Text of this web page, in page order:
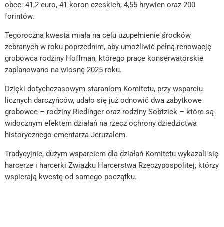
obce: 41,2 euro, 41 koron czeskich, 4,55 hrywien oraz 200
forintów.
Tegoroczna kwesta miała na celu uzupełnienie środków
zebranych w roku poprzednim, aby umożliwić pełną renowację
grobowca rodziny Hoffman, którego prace konserwatorskie
zaplanowano na wiosnę 2025 roku.
Dzięki dotychczasowym staraniom Komitetu, przy wsparciu
licznych darczyńców, udało się już odnowić dwa zabytkowe
grobowce – rodziny Riedinger oraz rodziny Sobtzick – które są
widocznym efektem działań na rzecz ochrony dziedzictwa
historycznego cmentarza Jeruzalem.
Tradycyjnie, dużym wsparciem dla działań Komitetu wykazali się
harcerze i harcerki Związku Harcerstwa Rzeczypospolitej, którzy
wspierają kwestę od samego początku.